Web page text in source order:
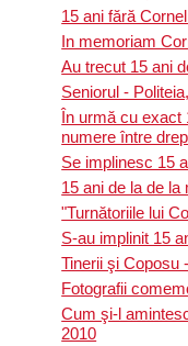
15 ani fără
In memoriam
Au trecut 15 ani
Seniorul -
În urmă cu exact
numere între
Se implinesc 15
15 ani de la de
"Turnătoriile lui
S-au implinit 15
Tinerii şi Coposu
Fotografii
Cum şi-l
2010